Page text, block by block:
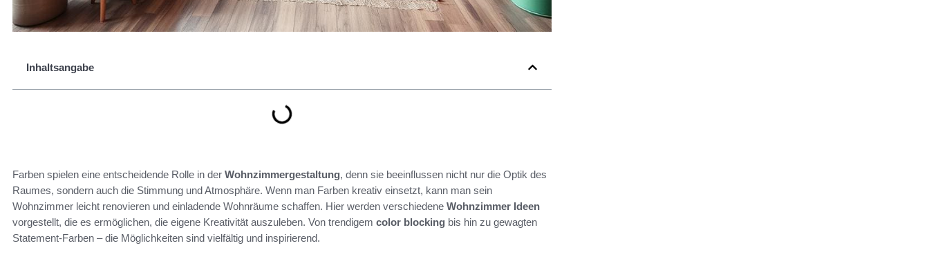
Inhaltsangabe
Farben spielen eine entscheidende Rolle in der Wohnzimmergestaltung, denn sie beeinflussen nicht nur die Optik des
Raumes, sondern auch die Stimmung und Atmosphäre. Wenn man Farben kreativ einsetzt, kann man sein
Wohnzimmer leicht renovieren und einladende Wohnräume schaffen. Hier werden verschiedene Wohnzimmer Ideen
vorgestellt, die es ermöglichen, die eigene Kreativität auszuleben. Von trendigem color blocking bis hin zu gewagten
Statement-Farben – die Möglichkeiten sind vielfältig und inspirierend.